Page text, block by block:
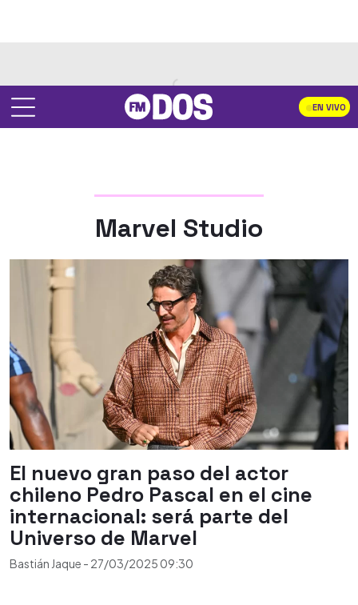
EN VIVO
Marvel Studio
El nuevo gran paso del actor
chileno Pedro Pascal en el cine
internacional: será parte del
Universo de Marvel
Bastián Jaque - 27/03/2025 09:30